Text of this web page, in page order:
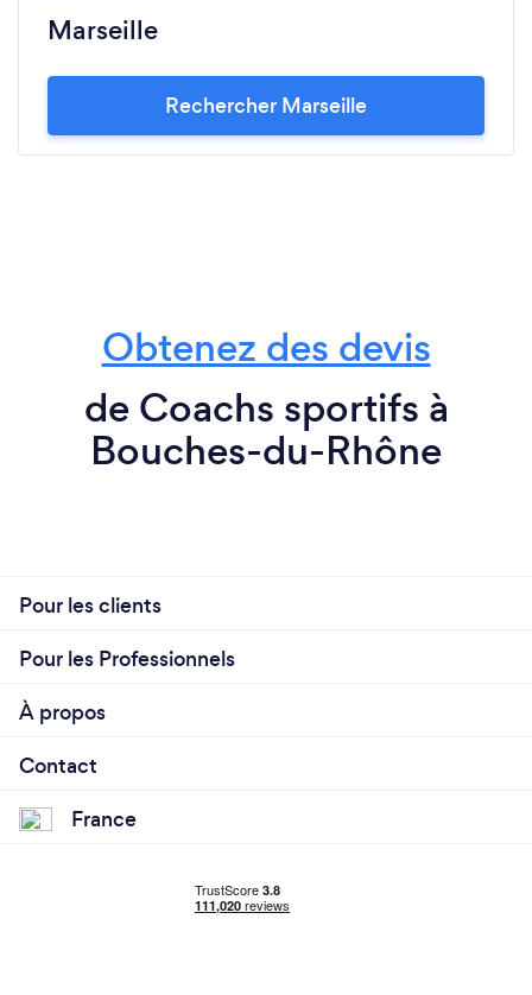
Marseille
Rechercher Marseille
Obtenez des devis
de Coachs sportifs à
Bouches-du-Rhône
Pour les clients
Pour les Professionnels
À propos
Contact
France